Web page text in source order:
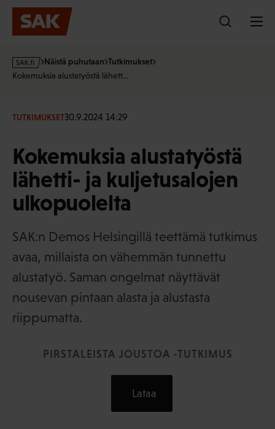
Hyppää
sisältöön
s
a
f
Näistä puhutaan Tutkimukset
Kokemuksia alustatyöstä lähett…
TUTKIMUKSET30.9.2024 14:29
Kokemuksia alustatyöstä
lähetti- ja kuljetusalojen
ulkopuolelta
SAK:n Demos Helsingillä teettämä tutkimus
avaa, millaista on vähemmän tunnettu
alustatyö. Saman ongelmat näyttävät
nousevan pintaan alasta ja alustasta
riippumatta.
PIRSTALEISTA JOUSTOA -TUTKIMUS
Lataa